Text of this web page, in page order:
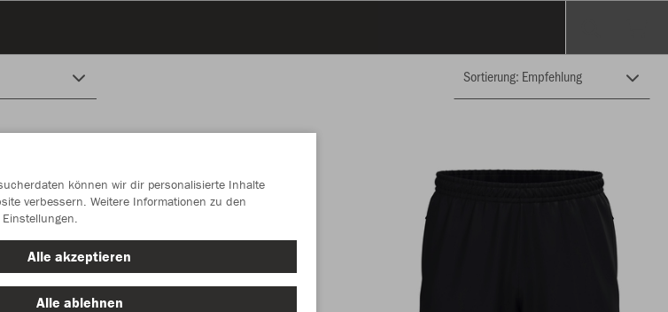
können wir dir personalisierte Inhalte
verbessern. Weitere Informationen zu den
Alle akzeptieren
Alle ablehnen